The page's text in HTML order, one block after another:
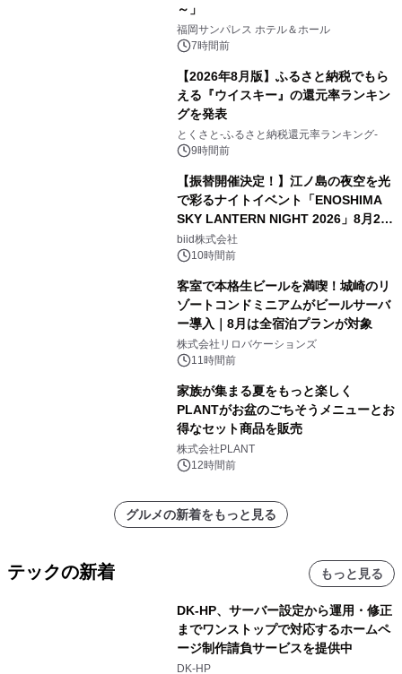
～」
福岡サンパレス ホテル＆ホール
7時間前
【2026年8月版】ふるさと納税でもら
える『ウイスキー』の還元率ランキン
グを発表
とくさと-ふるさと納税還元率ランキング-
9時間前
【振替開催決定！】江ノ島の夜空を光
で彩るナイトイベント「ENOSHIMA
SKY LANTERN NIGHT 2026」8月22
日(土)振替開催＆受付スタート！
biid株式会社
10時間前
客室で本格生ビールを満喫！城崎のリ
ゾートコンドミニアムがビールサーバ
ー導入｜8月は全宿泊プランが対象
株式会社リロバケーションズ
11時間前
家族が集まる夏をもっと楽しく
PLANTがお盆のごちそうメニューとお
得なセット商品を販売
株式会社PLANT
12時間前
グルメの新着をもっと見る
テックの新着 もっと見る
DK-HP、サーバー設定から運用・修正
までワンストップで対応するホームペ
ージ制作請負サービスを提供中
DK-HP